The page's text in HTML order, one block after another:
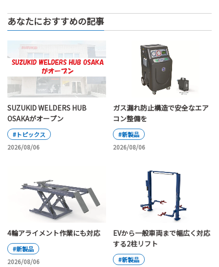
あなたにおすすめの記事
SUZUKID WELDERS HUB
OSAKAがオープン
#トピックス
2026/08/06
ガス漏れ防止構造で安全なエア
コン整備を
#新製品
2026/08/06
4輪アライメント作業にも対応
#新製品
2026/08/06
EVから一般車両まで幅広く対応
する2柱リフト
#新製品